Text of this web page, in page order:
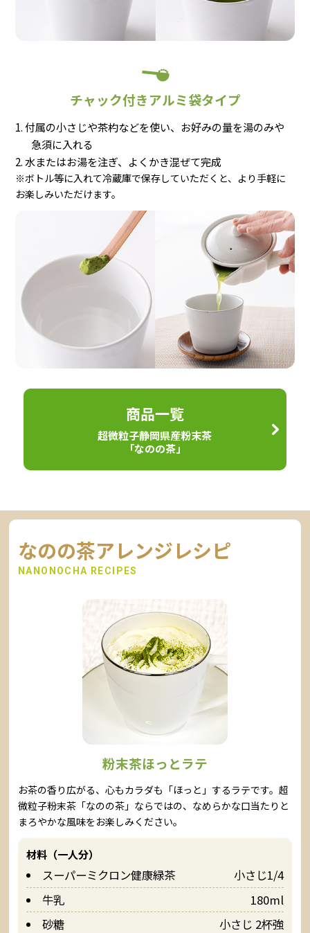
チャック付きアルミ袋タイプ
付属の小さじや茶杓などを使い、お好みの量を湯のみや
急須に入れる
水またはお湯を注ぎ、よくかき混ぜて完成
※ボトル等に入れて冷蔵庫で保存していただくと、より手軽に
お楽しみいただけます。
商品一覧
超微粒子静岡県産粉末茶
「なのの茶」
なのの茶アレンジレシピ
NANONOCHA RECIPES
粉末茶ほっとラテ
お茶の香り広がる、心もカラダも「ほっと」するラテです。超
微粒子粉末茶「なのの茶」ならではの、なめらかな口当たりと
まろやかな風味をお楽しみください。
材料（一人分）
スーパーミクロン健康緑茶
小さじ1/4
牛乳
180ml
砂糖
小さじ 2杯強